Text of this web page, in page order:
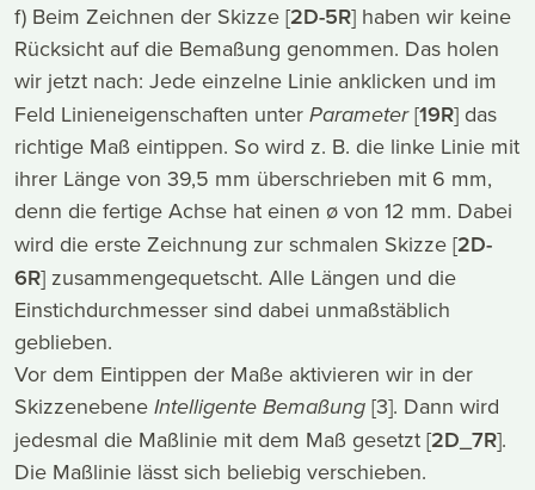
f) Beim Zeichnen der Skizze [2D-5R] haben wir keine
Rücksicht auf die Bemaßung genommen. Das holen
wir jetzt nach: Jede einzelne Linie anklicken und im
Feld Linieneigenschaften unterParameter[19R] das
richtige Maß eintippen. So wird z. B. die linke Linie mit
ihrer Länge von 39,5 mm überschrieben mit 6 mm,
denn die fertige Achse hat einen ø von 12 mm. Dabei
wird die erste Zeichnung zur schmalen Skizze [2D-
6R] zusammengequetscht. Alle Längen und die
Einstichdurchmesser sind dabei unmaßstäblich
geblieben.
Vor dem Eintippen der Maße aktivieren wir in der
SkizzenebeneIntelligente Bemaßung[3]. Dann wird
jedesmal die Maßlinie mit dem Maß gesetzt [2D_7R].
Die Maßlinie lässt sich beliebig verschieben.